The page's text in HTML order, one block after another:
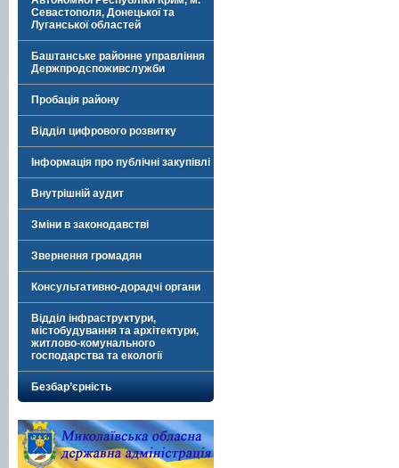
Севастополя, Донецької та
Луганської областей
Баштанське районне управління
Держпродспоживслужби
Пробація району
Відділ цифрового розвитку
Інформація про публічні закупівлі
Внутрішній аудит
Зміни в законодавстві
Звернення громадян
Консультативно-дорадчі органи
Відділ інфраструктури,
містобудування та архітектури,
житлово-комунального
господарства та екології
Безбар’єрність